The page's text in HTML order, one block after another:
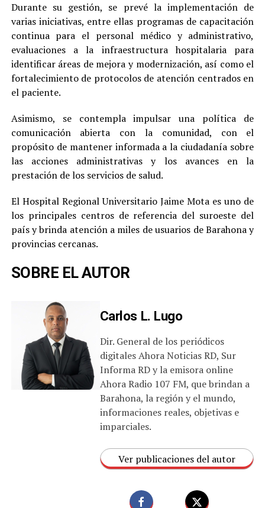
Durante su gestión, se prevé la implementación de
varias iniciativas, entre ellas programas de capacitación
continua para el personal médico y administrativo,
evaluaciones a la infraestructura hospitalaria para
identificar áreas de mejora y modernización, así como el
fortalecimiento de protocolos de atención centrados en
el paciente.
Asimismo, se contempla impulsar una política de
comunicación abierta con la comunidad, con el
propósito de mantener informada a la ciudadanía sobre
las acciones administrativas y los avances en la
prestación de los servicios de salud.
El Hospital Regional Universitario Jaime Mota es uno de
los principales centros de referencia del suroeste del
país y brinda atención a miles de usuarios de Barahona y
provincias cercanas.
SOBRE EL AUTOR
Carlos L. Lugo
Dir. General de los periódicos
digitales Ahora Noticias RD, Sur
Informa RD y la emisora online
Ahora Radio 107 FM, que brindan a
Barahona, la región y el mundo,
informaciones reales, objetivas e
imparciales.
Ver publicaciones del autor